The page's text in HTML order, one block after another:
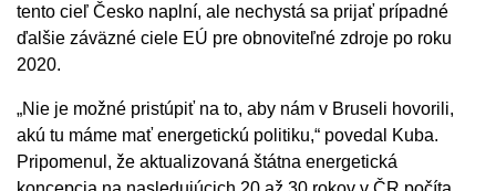
tento cieľ Česko naplní, ale nechystá sa prijať prípadné
ďalšie záväzné ciele EÚ pre obnoviteľné zdroje po roku
2020.
„Nie je možné pristúpiť na to, aby nám v Bruseli hovorili,
akú tu máme mať energetickú politiku,“ povedal Kuba.
Pripomenul, že aktualizovaná štátna energetická